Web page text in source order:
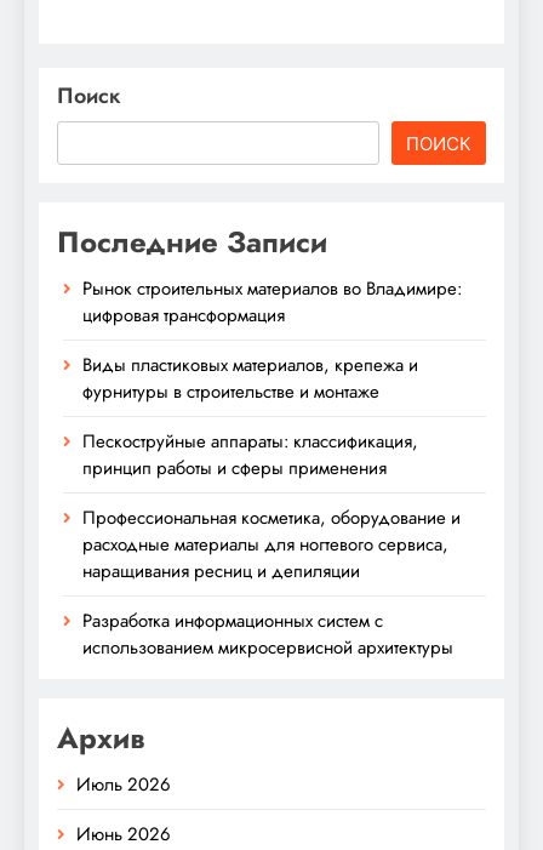
Поиск
ПОИСК
Последние Записи
Рынок строительных материалов во Владимире:
цифровая трансформация
Виды пластиковых материалов, крепежа и
фурнитуры в строительстве и монтаже
Пескоструйные аппараты: классификация,
принцип работы и сферы применения
Профессиональная косметика, оборудование и
расходные материалы для ногтевого сервиса,
наращивания ресниц и депиляции
Разработка информационных систем с
использованием микросервисной архитектуры
Архив
Июль 2026
Июнь 2026